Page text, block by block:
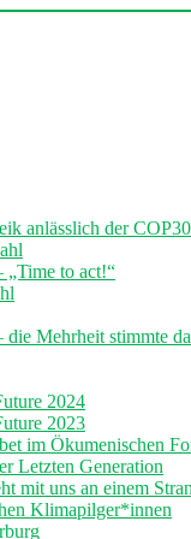
anlässlich der COP30
to act!“
die Mehrheit stimmte
2024
2023
im Ökumenischen
Letzten Generation
mit uns an einem
Klimapilger*innen